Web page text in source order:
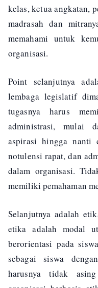
kelas, ketua angkatan,
madrasah dan
memahami untuk
organisasi.
Point selanjutnya
lembaga legislatif
tugasnya harus
administrasi, mulai
aspirasi hingga nanti
notulensi rapat, dan
dalam organisasi.
memiliki pemahaman
Selanjutnya adalah
etika adalah modal
berorientasi pada
sebagai siswa
harusnya tidak